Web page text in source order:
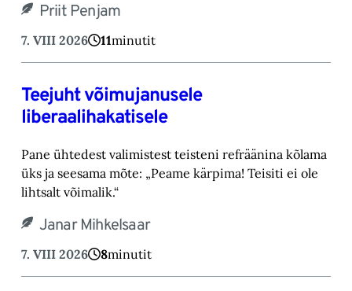
Priit Penjam
7. VIII 2026 11minutit
Teejuht võimujanusele
liberaalihakatisele
Pane ühtedest valimistest teisteni refräänina kõlama
üks ja seesama mõte: „Peame kärpima! ‎Teisiti ei ole
lihtsalt võimalik.“‎
Janar Mihkelsaar
7. VIII 2026 8minutit